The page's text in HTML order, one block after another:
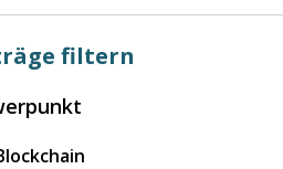
filtern